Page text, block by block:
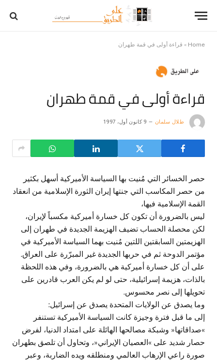
Home
» قراءة أولى في قمة طهران
قراءة أولى في قمة طهران
طلال سلمان 9 كانون أول، 1997
حصر الخسائر التي مُنيت بها السياسة الأميركية أسهل بكثير
من حصر المكاسب التي جنتها إيران الثورة الإسلامية من انعقاد
القمة الإسلامية فيها،
ليس بالضرورة أن تكون كل خسارة أميركية مكسباً لإيران،
لكن محصلة الحساب تضيف الهزيمة الجديدة في طهران إلى
الهزيمتين السابقتين اللتين مُنيت بهما السياسة الأميركية في
مؤتمر الدوحة ثم في حربها الجديدة غير المبرّرة على العراق.
على أن كل خسارة أميركية هي بالضرورة، وفي هذه اللحظة
بالذات، هزيمة إسرائيلية، حتى لو لم يكن العرب قادرين على
تحويلها إلى نصر محسوس.
وما يصدق عن الولايات المتحدة يصدق عن إسرائيل:
إلى ما قبل فترة وجيزة كانت السياسة الأميركية تستنفر
»صداقاتها« وشبكة مصالحها الهائلة على امتداد الدنيا، لفرض
حصار شديد على »العصيان الإيراني«، وتحاول أن تلصق بطهران
صورة راعي الإرهاب العالمي ومنطلقه ويده الضاربة، وعبر